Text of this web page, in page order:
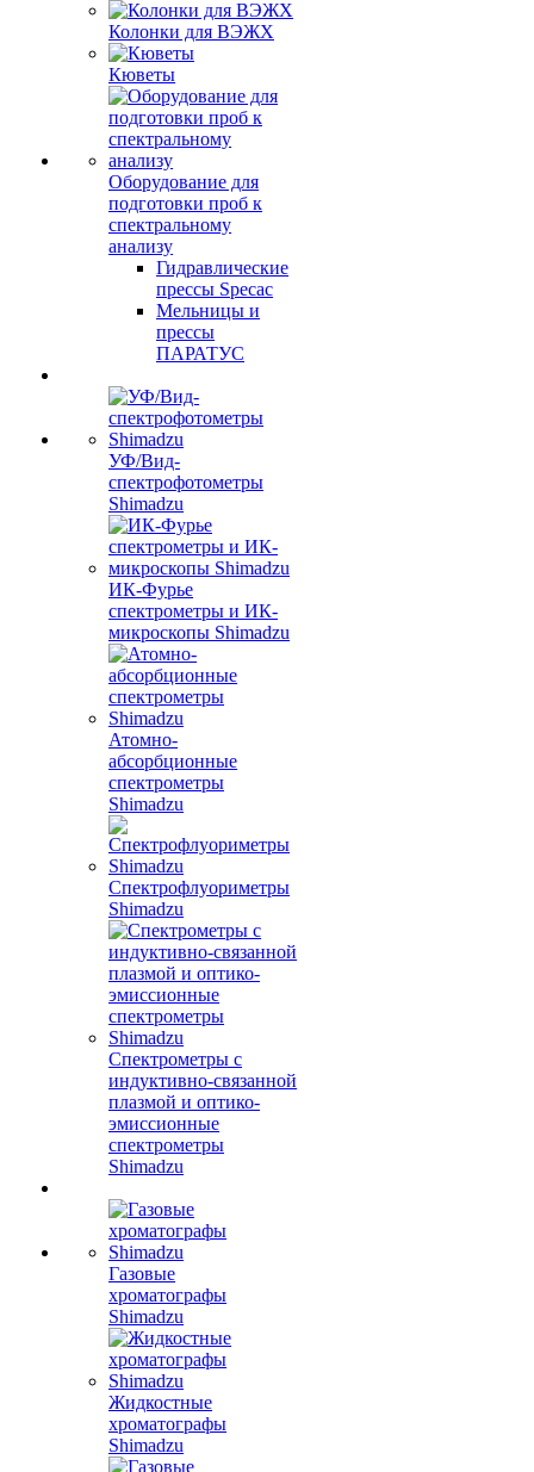
Колонки для ВЭЖХ
Кюветы
Оборудование для
подготовки проб к
спектральному
анализу
Гидравлические
прессы Specac
Мельницы и
прессы
ПАРАТУС
УФ/Вид-
спектрофотометры
Shimadzu
ИК-Фурье
спектрометры и ИК-
микроскопы Shimadzu
Атомно-
абсорбционные
спектрометры
Shimadzu
Спектрофлуориметры
Shimadzu
Спектрометры с
индуктивно-связанной
плазмой и оптико-
эмиссионные
спектрометры
Shimadzu
Газовые
хроматографы
Shimadzu
Жидкостные
хроматографы
Shimadzu